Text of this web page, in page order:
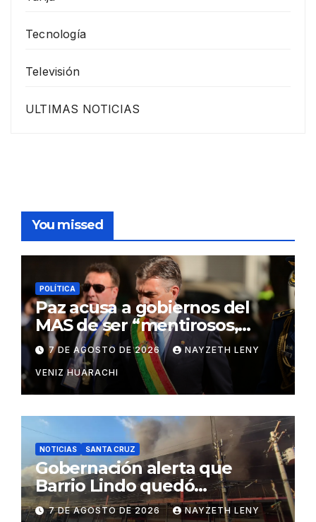
Tecnología
Televisión
ULTIMAS NOTICIAS
You missed
POLÍTICA
Paz acusa a gobiernos del
MAS de ser “mentirosos,
ladrones y flojos”
7 DE AGOSTO DE 2026 NAYZETH LENY
VENIZ HUARACHI
NOTICIAS SANTA CRUZ
Gobernación alerta que
Barrio Lindo quedó
inutilizable
7 DE AGOSTO DE 2026 NAYZETH LENY